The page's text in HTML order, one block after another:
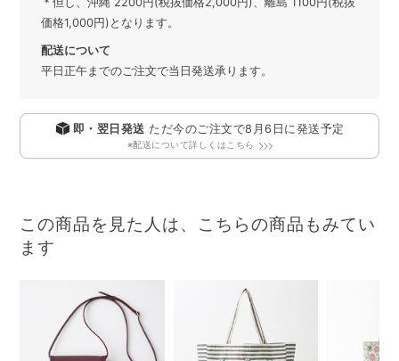
価格1,000円)となります。
配送について
平日正午までのご注文で当日発送承ります。
即・翌日発送 ただ今のご注文で8月6日 に発送予定
※配送について詳しくはこちら
この商品を見た人は、こちらの商品もみてい
ます